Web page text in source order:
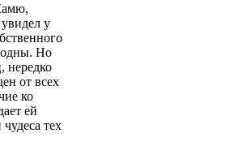
у
Но
нередко
от всех
ко
ей
тех